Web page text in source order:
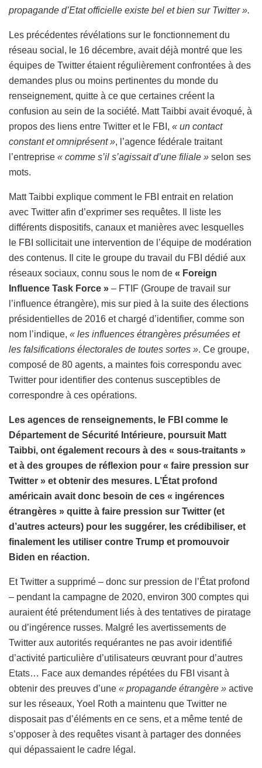
propagande d’Etat officielle existe bel et bien sur Twitter ».
Les précédentes révélations sur le fonctionnement du
réseau social, le 16 décembre, avait déjà montré que les
équipes de Twitter étaient régulièrement confrontées à des
demandes plus ou moins pertinentes du monde du
renseignement, quitte à ce que certaines créent la
confusion au sein de la société. Matt Taibbi avait évoqué, à
propos des liens entre Twitter et le FBI, « un contact
constant et omniprésent », l’agence fédérale traitant
l’entreprise « comme s’il s’agissait d’une filiale » selon ses
mots.
Matt Taibbi explique comment le FBI entrait en relation
avec Twitter afin d’exprimer ses requêtes. Il liste les
différents dispositifs, canaux et manières avec lesquelles
le FBI sollicitait une intervention de l’équipe de modération
des contenus. Il cite le groupe du travail du FBI dédié aux
réseaux sociaux, connu sous le nom de « Foreign
Influence Task Force » – FTIF (Groupe de travail sur
l’influence étrangère), mis sur pied à la suite des élections
présidentielles de 2016 et chargé d’identifier, comme son
nom l’indique, « les influences étrangères présumées et
les falsifications électorales de toutes sortes ». Ce groupe,
composé de 80 agents, a maintes fois correspondu avec
Twitter pour identifier des contenus susceptibles de
correspondre à ces opérations.
Les agences de renseignements, le FBI comme le
Département de Sécurité Intérieure, poursuit Matt
Taibbi, ont également recours à des « sous-traitants »
et à des groupes de réflexion pour « faire pression sur
Twitter » et obtenir des mesures. L’État profond
américain avait donc besoin de ces « ingérences
étrangères » quitte à faire pression sur Twitter (et
d’autres acteurs) pour les suggérer, les crédibiliser, et
finalement les utiliser contre Trump et promouvoir
Biden en réaction.
Et Twitter a supprimé – donc sur pression de l’État profond
– pendant la campagne de 2020, environ 300 comptes qui
auraient été prétendument liés à des tentatives de piratage
ou d’ingérence russes. Malgré les avertissements de
Twitter aux autorités requérantes ne pas avoir identifié
d’activité particulière d’utilisateurs œuvrant pour d’autres
Etats… Face aux demandes répétées du FBI visant à
obtenir des preuves d’une « propagande étrangère » active
sur les réseaux, Yoel Roth a maintenu que Twitter ne
disposait pas d’éléments en ce sens, et a même tenté de
s’opposer à des requêtes visant à partager des données
qui dépassaient le cadre légal.